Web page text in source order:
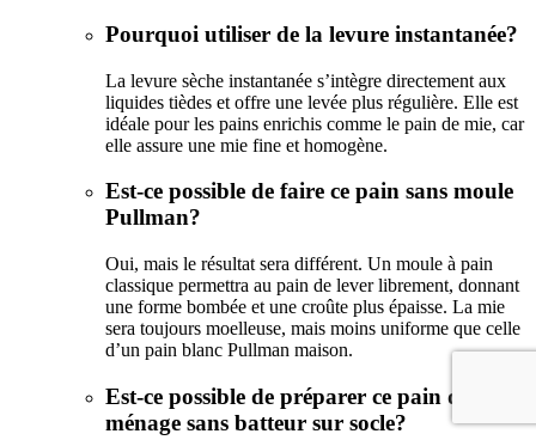
Pourquoi utiliser de la levure instantanée?
La levure sèche instantanée s’intègre directement aux
liquides tièdes et offre une levée plus régulière. Elle est
idéale pour les pains enrichis comme le pain de mie, car
elle assure une mie fine et homogène.
Est-ce possible de faire ce pain sans moule
Pullman?
Oui, mais le résultat sera différent. Un moule à pain
classique permettra au pain de lever librement, donnant
une forme bombée et une croûte plus épaisse. La mie
sera toujours moelleuse, mais moins uniforme que celle
d’un pain blanc Pullman maison.
Est-ce possible de préparer ce pain de
ménage sans batteur sur socle?